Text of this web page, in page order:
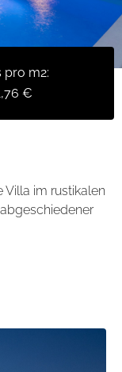
pro m2:
€
Villa im rustikalen